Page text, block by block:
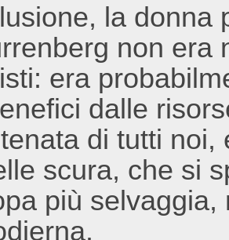
la donna
non era
era
dalle
di tutti
scura, che si
più